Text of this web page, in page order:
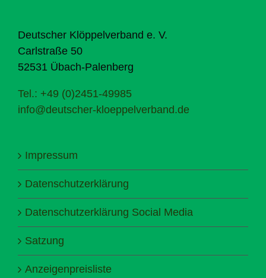
Deutscher Klöppelverband e. V.
Carlstraße 50
52531 Übach-Palenberg
Tel.: +49 (0)2451-49985
info@deutscher-kloeppelverband.de
Impressum
Datenschutzerklärung
Datenschutzerklärung Social Media
Satzung
Anzeigenpreisliste